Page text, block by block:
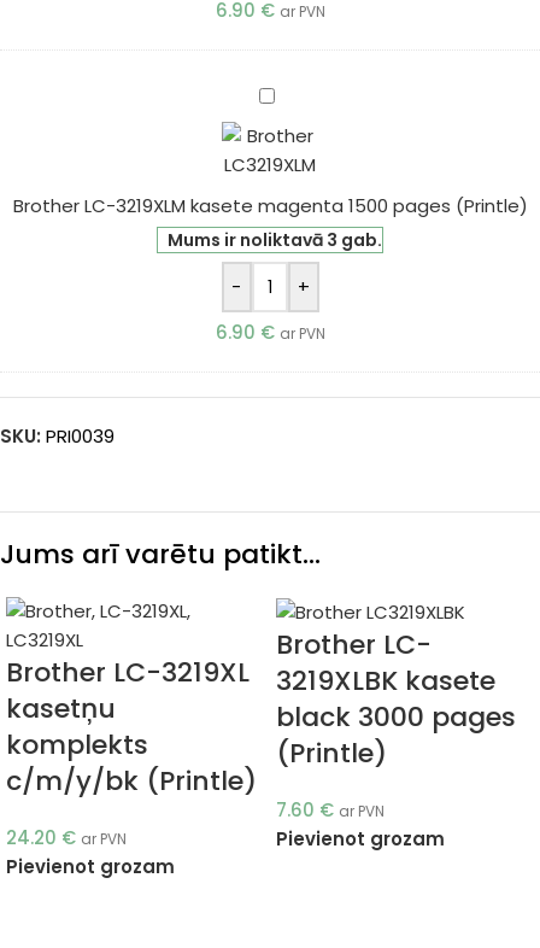
6.90 € ar PVN
Brother
LC-
3219XLM
magenta
1500
pages
(Printle)
Brother LC-3219XLM kasete magenta 1500 pages (Printle)
Mums ir noliktavā 3 gab.
-
+
6.90 € ar PVN
SKU: PRI0039
Jums arī varētu patikt…
Brother LC-3219XL
kasetņu
komplekts
c/m/y/bk (Printle)
24.20 € ar PVN
Pievienot grozam
Brother LC-
3219XLBK kasete
black 3000 pages
(Printle)
7.60 € ar PVN
Pievienot grozam